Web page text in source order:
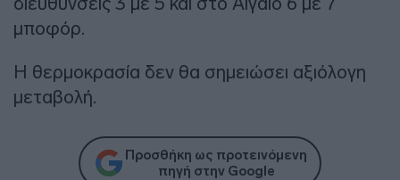
μποφόρ.
Η θερμοκρασία δεν θα σημειώσει αξιόλογη
μεταβολή.
Προσθήκη ως προτεινόμενη
πηγή στην Google